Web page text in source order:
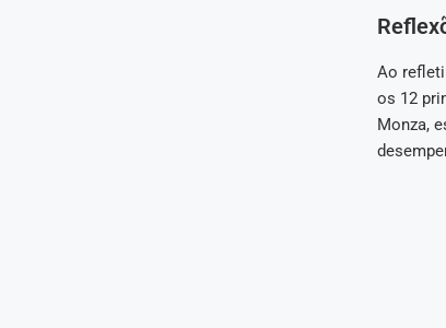
Ao
os 12
Monza,